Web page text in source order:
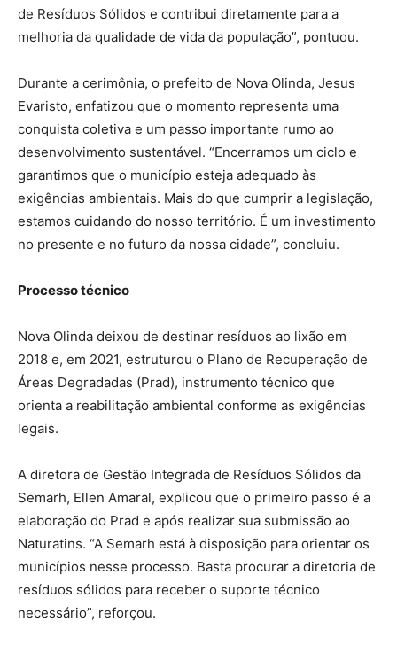
de Resíduos Sólidos e contribui diretamente para a
melhoria da qualidade de vida da população”, pontuou.
Durante a cerimônia, o prefeito de Nova Olinda, Jesus
Evaristo, enfatizou que o momento representa uma
conquista coletiva e um passo importante rumo ao
desenvolvimento sustentável. “Encerramos um ciclo e
garantimos que o município esteja adequado às
exigências ambientais. Mais do que cumprir a legislação,
estamos cuidando do nosso território. É um investimento
no presente e no futuro da nossa cidade”, concluiu.
Processo técnico
Nova Olinda deixou de destinar resíduos ao lixão em
2018 e, em 2021, estruturou o Plano de Recuperação de
Áreas Degradadas (Prad), instrumento técnico que
orienta a reabilitação ambiental conforme as exigências
legais.
A diretora de Gestão Integrada de Resíduos Sólidos da
Semarh, Ellen Amaral, explicou que o primeiro passo é a
elaboração do Prad e após realizar sua submissão ao
Naturatins. “A Semarh está à disposição para orientar os
municípios nesse processo. Basta procurar a diretoria de
resíduos sólidos para receber o suporte técnico
necessário”, reforçou.